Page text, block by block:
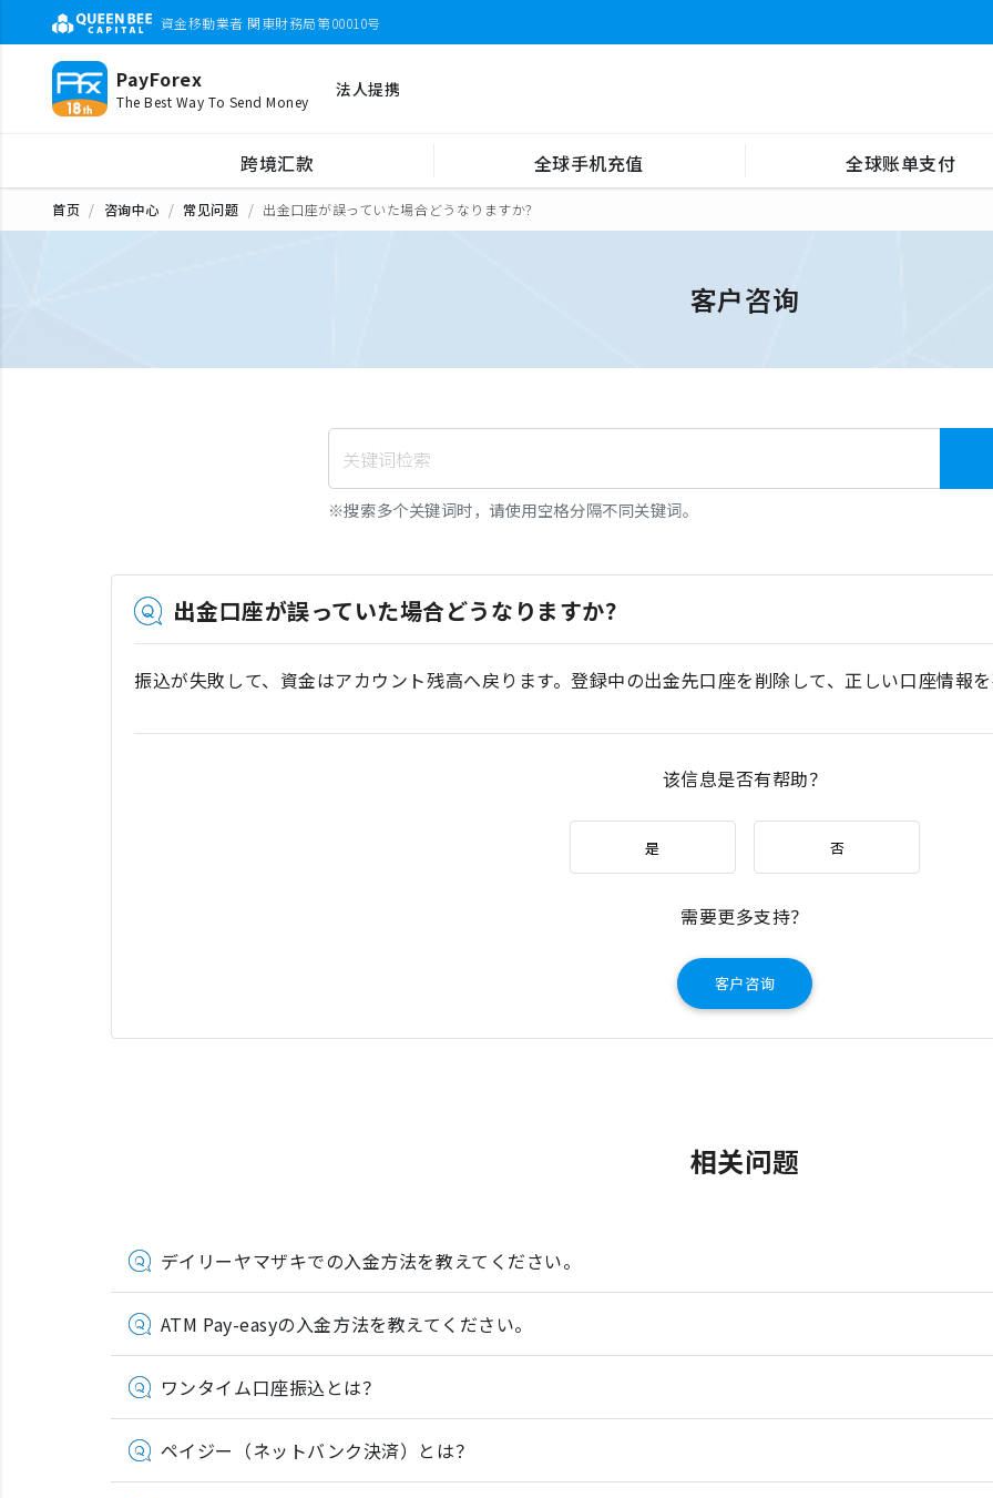
資金移動業者 関東財務局第00010号
PayForex
The Best Way To Send Money
法人提携
跨境汇款 全球手机充值 全球账单支付
首页 咨询中心 常见问题 出金口座が誤っていた場合どうなりますか？
客户咨询
※搜索多个关键词时，请使用空格分隔不同关键词。
出金口座が誤っていた場合どうなりますか？
振込が失敗して、資金はアカウント残高へ戻ります。登録中の出金先口座を削除して、正しい口座情報
该信息是否有帮助？
是 否
需要更多支持？
客户咨询
相关问题
デイリーヤマザキでの入金方法を教えてください。
ATM Pay-easyの入金方法を教えてください。
ワンタイム口座振込とは？
ペイジー（ネットバンク決済）とは？